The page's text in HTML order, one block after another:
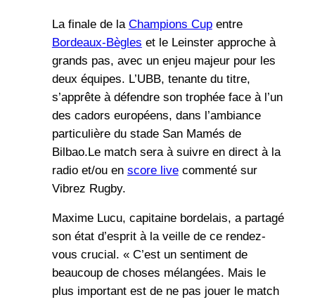
La finale de la Champions Cupentre
Bordeaux-Bègles et le Leinster approche à
grands pas, avec un enjeu majeur pour les
deux équipes. L’UBB, tenante du titre,
s’apprête à défendre son trophée face à l’un
des cadors européens, dans l’ambiance
particulière du stade San Mamés de
Bilbao.Le match sera à suivre en direct à la
radio et/ou en score livecommenté sur
Vibrez Rugby.
Maxime Lucu, capitaine bordelais, a partagé
son état d’esprit à la veille de ce rendez-
vous crucial. « C’est un sentiment de
beaucoup de choses mélangées. Mais le
plus important est de ne pas jouer le match